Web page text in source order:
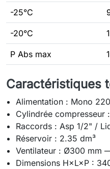
-25°C
-20°C
P Abs max
Caractéristiques
Alimentation : Mono
Cylindrée compresseur
Raccords : Asp 1/2" /
Réservoir : 2.35 dm³
Ventilateur : Ø300 mm
Dimensions H×L×P :